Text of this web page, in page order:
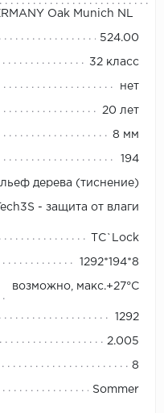
Oak Munich NL
524.00
32 класс
нет
20 лет
8 мм
194
дерева (тиснение)
- защита от влаги
TС`Lock
1292*194*8
возможно, макс.+27°С
1292
2.005
8
Sommer